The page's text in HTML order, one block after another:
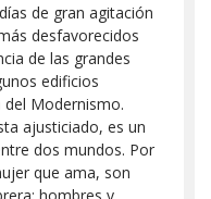
de gran agitación
desfavorecidos
de las grandes
edificios
del Modernismo.
ajusticiado, es un
dos mundos. Por
que ama, son